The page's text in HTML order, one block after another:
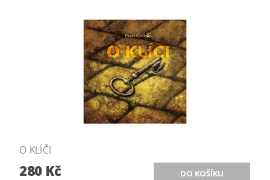
O KLÍČI
280 Kč